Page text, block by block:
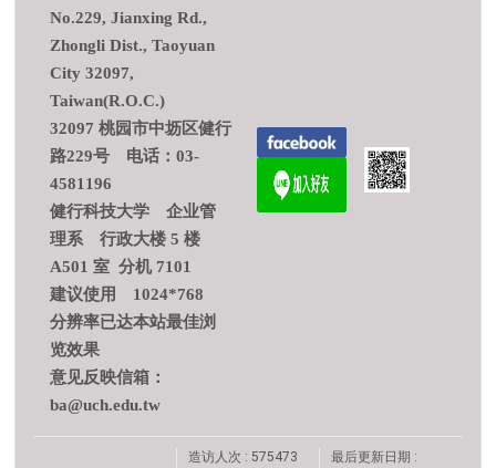
No.229, Jianxing Rd.,
Zhongli Dist., Taoyuan
City 32097,
Taiwan(R.O.C.)
32097 桃园市中坜区健行
路229号 电话：03-
4581196
健行科技大学 企业管
理系 行政大楼 5 楼
A501 室 分机 7101
建议使用 1024*768
分辨率已达本站最佳浏
览效果
意见反映信箱：
ba@uch.edu.tw
造访人次 : 575473 最后更新日期 :